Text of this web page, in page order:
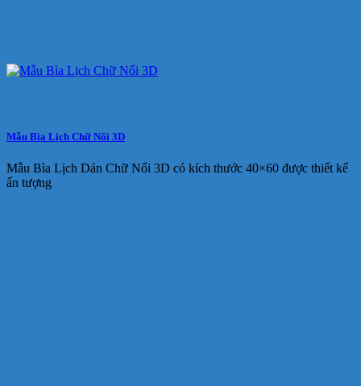
Mẫu Bìa Lịch Chữ Nổi 3D
Mẫu Bìa Lịch Dán Chữ Nổi 3D có kích thước 40×60 được thiết kế
ấn tượng